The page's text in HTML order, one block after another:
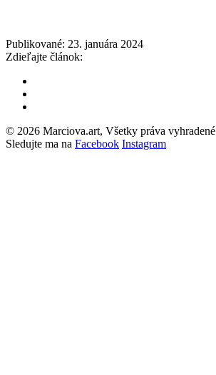
Publikované: 23. januára 2024
Zdieľajte článok:
© 2026 Marciova.art, Všetky práva vyhradené
Sledujte ma na Facebook Instagram